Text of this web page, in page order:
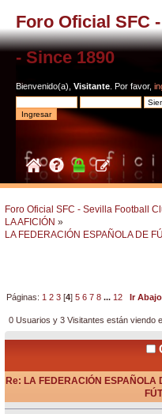
Foro Oficial SFC
- Since 1890
Bienvenido(a), Visitante . Por favor,
Foro Oficial SFC - Sevilla Football
LA AFICIÓN »
LA FEDERACIÓN ESPAÑOLA DE
Páginas: 1 2 3 [4]5 6 7 8 ... 12 Ir Abajo
0 Usuarios y 3 Visitantes están viendo
Re: LA FEDERACIÓN ESPAÑOLA